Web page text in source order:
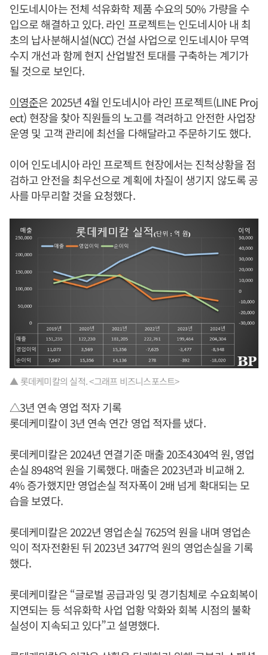
인도네시아는 전체 석유화학 제품 수요의 50% 가량을 수
입으로 해결하고 있다. 라인 프로젝트는 인도네시아 내 최
초의 납사분해시설(NCC) 건설 사업으로 인도네시아 무역
수지 개선과 함께 현지 산업발전 토대를 구축하는 계기가
될 것으로 보인다.
이영준은 2025년 4월 인도네시아 라인 프로젝트(LINE Proj
ect) 현장을 찾아 직원들의 노고를 격려하고 안전한 사업장
운영 및 고객 관리에 최선을 다해달라고 주문하기도 했다.
이어 인도네시아 라인 프로젝트 현장에서는 진척상황을 점
검하고 안전을 최우선으로 계획에 차질이 생기지 않도록 공
사를 마무리할 것을 요청했다.
▲ 롯데케미칼의 실적. <그래프 비즈니스포스트>
△3년 연속 영업 적자 기록
롯데케미칼이 3년 연속 연간 영업 적자를 냈다.
롯데케미칼은 2024년 연결기준 매출 20조4304억 원, 영업
손실 8948억 원을 기록했다. 매출은 2023년과 비교해 2.
4% 증가했지만 영업손실 적자폭이 2배 넘게 확대되는 모
습을 보였다.
롯데케미칼은 2022년 영업손실 7625억 원을 내며 영업손
익이 적자전환된 뒤 2023년 3477억 원의 영업손실을 기록
했다.
롯데케미칼은 “글로벌 공급과잉 및 경기침체로 수요회복이
지연되는 등 석유화학 사업 업황 악화와 회복 시점의 불확
실성이 지속되고 있다”고 설명했다.